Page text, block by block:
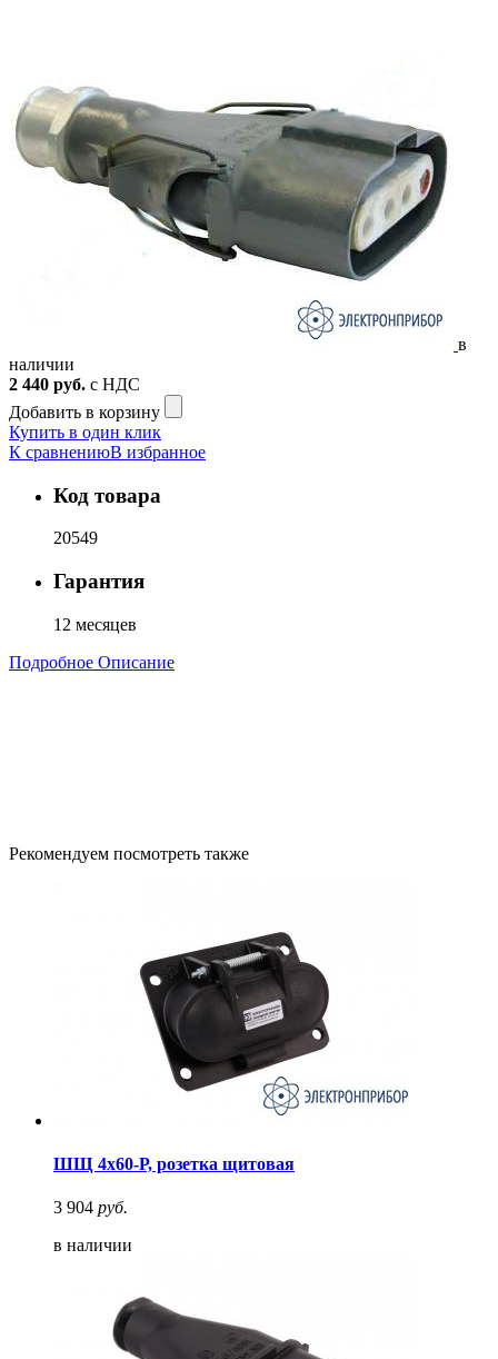
в
наличии
2 440 руб. с НДС
Добавить в корзину
Купить в один клик
К сравнениюВ избранное
Код товара
20549
Гарантия
12 месяцев
Подробное Описание
Рекомендуем посмотреть также
ШЩ 4х60-Р, розетка щитовая
3 904 руб.
в наличии